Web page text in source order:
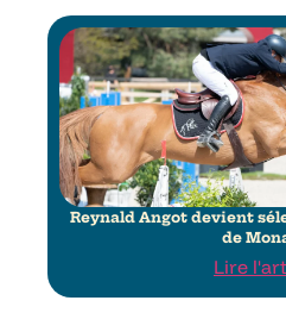
Reynald Angot devient
de
Lire